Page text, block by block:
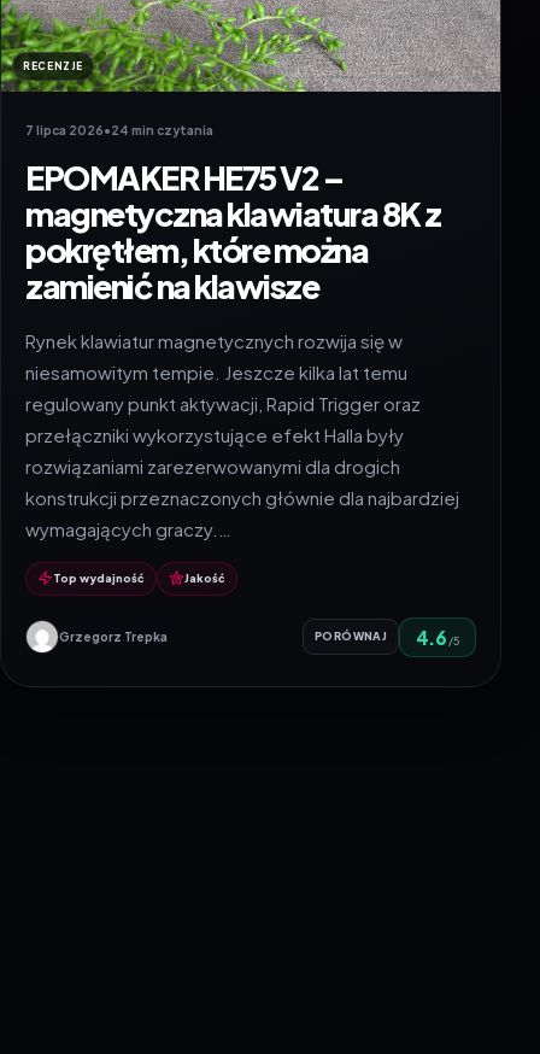
RECENZJE
7 lipca 2026•24 min czytania
EPOMAKER HE75 V2 –
magnetyczna klawiatura 8K z
pokrętłem, które można
zamienić na klawisze
Rynek klawiatur magnetycznych rozwija się w
niesamowitym tempie. Jeszcze kilka lat temu
regulowany punkt aktywacji, Rapid Trigger oraz
przełączniki wykorzystujące efekt Halla były
rozwiązaniami zarezerwowanymi dla drogich
konstrukcji przeznaczonych głównie dla najbardziej
wymagających graczy.…
Top wydajność Jakość
Grzegorz Trepka PORÓWNAJ 4.6 /5